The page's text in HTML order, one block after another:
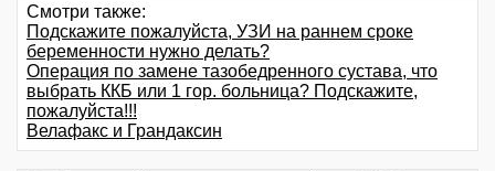
Смотри также:
Подскажите пожалуйста, УЗИ на раннем сроке
беременности нужно делать?
Операция по замене тазобедренного сустава, что
выбрать ККБ или 1 гор. больница? Подскажите,
пожалуйста!!!
Велафакс и Грандаксин